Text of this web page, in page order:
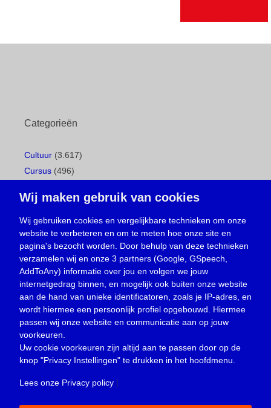
Categorieën
Cultuur (3.617)
Cursus (496)
Gemeentepagina(104)
Ingezonden brief(537)
Media(156)
Nieuws (23.329)
Oproep(734)
Overlijden(39)
Podcast(18)
prijsvraag (5)
Religie (1.438)
Service(226)
Wij maken gebruik van cookies
Wij gebruiken cookies en vergelijkbare technieken om onze
website te verbeteren en om te meten hoe onze site en
pagina's bezocht worden. Door behulp van deze technieken
verzamelen wij en onze 3 partners (Google, GSpeech,
AddToAny) informatie over jou en volgen we jouw
internetgedrag binnen, en mogelijk ook buiten onze website
aan de hand van unieke identificatoren, zoals je IP-adres, en
wordt hiermee een persoonlijk profiel opgebouwd. Hiermee
passen wij onze website en communicatie aan op jouw
voorkeuren.
Uw cookie voorkeuren zijn altijd aan te passen door op de
knop "Privacy Instellingen" te drukken in het hoofdmenu.
Lees onze Privacy policy |